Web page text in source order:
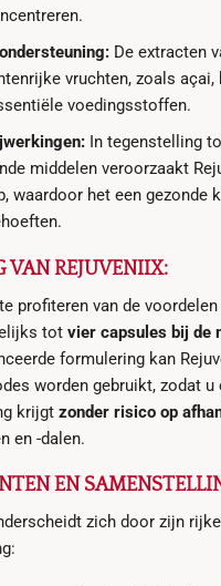
De extracten
vruchten, zoals açai,
voedingsstoffen.
In tegenstelling
middelen veroorzaakt
waardoor het een gezonde
VAN REJUVENIIX:
profiteren van de voordelen
tot vier capsules bij de
formulering kan
worden gebruikt, zodat
krijgt zonder risico op
en -dalen.
EN
zich door zijn